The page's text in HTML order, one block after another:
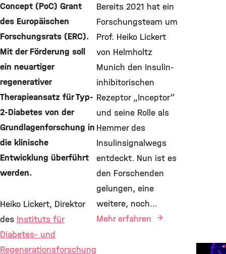
Concept (PoC) Grant
des Europäischen
Forschungsrats (ERC).
Mit der Förderung soll
ein neuartiger
regenerativer
Therapieansatz für Typ-
2-Diabetes von der
Grundlagenforschung in
die klinische
Entwicklung überführt
werden.
Heiko Lickert, Direktor
des Instituts für
Diabetes- und
Regenerationsforschung
Bereits 2021 hat ein
Forschungsteam um
Prof. Heiko Lickert
von Helmholtz
Munich den Insulin-
inhibitorischen
Rezeptor „Inceptor“
und seine Rolle als
Hemmer des
Insulinsignalwegs
entdeckt. Nun ist es
den Forschenden
gelungen, eine
weitere, noch…
Mehr erfahren